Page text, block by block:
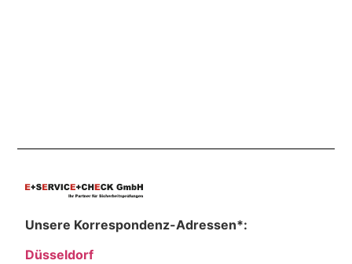
Unsere Korrespondenz-Adressen*:
Düsseldorf